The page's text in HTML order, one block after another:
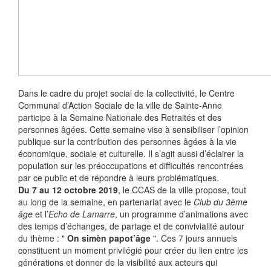
Dans le cadre du projet social de la collectivité, le Centre
Communal d’Action Sociale de la ville de Sainte-Anne
participe à la Semaine Nationale des Retraités et des
personnes âgées. Cette semaine vise à sensibiliser l’opinion
publique sur la contribution des personnes âgées à la vie
économique, sociale et culturelle. Il s’agit aussi d’éclairer la
population sur les préoccupations et difficultés rencontrées
par ce public et de répondre à leurs problématiques.
Du 7 au 12 octobre 2019, le CCAS de la ville propose, tout
au long de la semaine, en partenariat avec le Club du 3ème
âge et l’Echo de Lamarre, un programme d’animations avec
des temps d’échanges, de partage et de convivialité autour
du thème : " On simèn papot’âge ". Ces 7 jours annuels
constituent un moment privilégié pour créer du lien entre les
générations et donner de la visibilité aux acteurs qui